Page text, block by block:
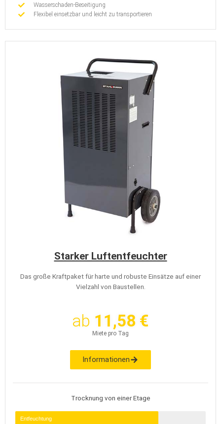
Wasserschaden-Beseitigung
Flexibel einsetzbar und leicht zu transportieren
Starker Luftentfeuchter
Das große Kraftpaket für harte und robuste Einsätze auf einer
Vielzahl von Baustellen.
ab 11,58 €
Miete pro Tag
Informationen
Trocknung von einer Etage
Entfeuchtung